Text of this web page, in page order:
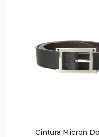
Cintura Micron